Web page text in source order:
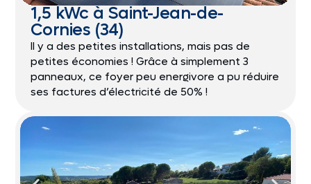
1,5 kWc à Saint-Jean-de-
Cornies (34)
Il y a des petites installations, mais pas de
petites économies ! Grâce à simplement 3
panneaux, ce foyer peu energivore a pu réduire
ses factures d’électricité de 50% !